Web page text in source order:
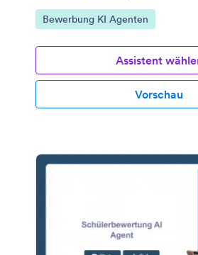
Zur Kategorie:
Bewerbung KI Agenten
Assistent
Vorschau